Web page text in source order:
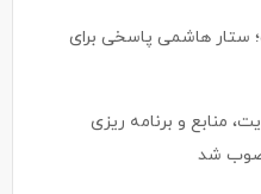
ستار هاشمی پاسخی برای
منابع و برنامه ریزی
شد